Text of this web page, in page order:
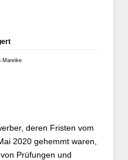
Mareike
deren Fristen vom
2020 gehemmt waren,
Prüfungen und